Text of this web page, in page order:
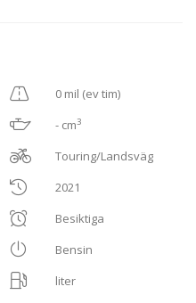
0 mil (ev tim)
- cm3
Touring/Landsväg
2021
Besiktiga
Bensin
liter